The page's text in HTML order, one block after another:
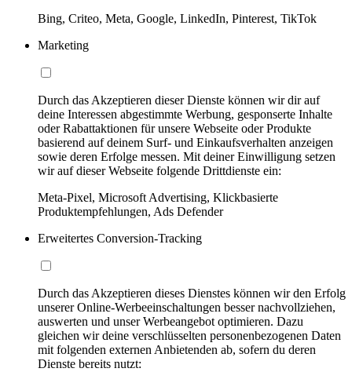
Bing, Criteo, Meta, Google, LinkedIn, Pinterest, TikTok
Marketing
Durch das Akzeptieren dieser Dienste können wir dir auf
deine Interessen abgestimmte Werbung, gesponserte Inhalte
oder Rabattaktionen für unsere Webseite oder Produkte
basierend auf deinem Surf- und Einkaufsverhalten anzeigen
sowie deren Erfolge messen. Mit deiner Einwilligung setzen
wir auf dieser Webseite folgende Drittdienste ein:
Meta-Pixel, Microsoft Advertising, Klickbasierte
Produktempfehlungen, Ads Defender
Erweitertes Conversion-Tracking
Durch das Akzeptieren dieses Dienstes können wir den Erfolg
unserer Online-Werbeeinschaltungen besser nachvollziehen,
auswerten und unser Werbeangebot optimieren. Dazu
gleichen wir deine verschlüsselten personenbezogenen Daten
mit folgenden externen Anbietenden ab, sofern du deren
Dienste bereits nutzt: